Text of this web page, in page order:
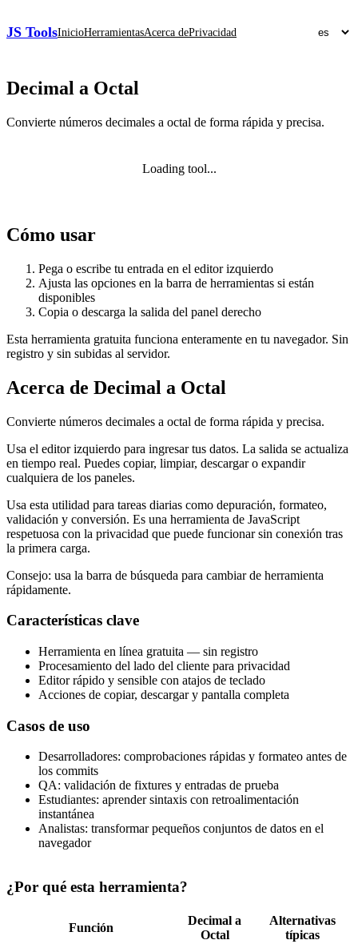
JS ToolsInicioHerramientasAcerca dePrivacidad
Decimal a Octal
Convierte números decimales a octal de forma rápida y precisa.
Loading tool...
Cómo usar
Pega o escribe tu entrada en el editor izquierdo
Ajusta las opciones en la barra de herramientas si están
disponibles
Copia o descarga la salida del panel derecho
Esta herramienta gratuita funciona enteramente en tu navegador. Sin
registro y sin subidas al servidor.
Acerca de Decimal a Octal
Convierte números decimales a octal de forma rápida y precisa.
Usa el editor izquierdo para ingresar tus datos. La salida se actualiza
en tiempo real. Puedes copiar, limpiar, descargar o expandir
cualquiera de los paneles.
Usa esta utilidad para tareas diarias como depuración, formateo,
validación y conversión. Es una herramienta de JavaScript
respetuosa con la privacidad que puede funcionar sin conexión tras
la primera carga.
Consejo: usa la barra de búsqueda para cambiar de herramienta
rápidamente.
Características clave
Herramienta en línea gratuita — sin registro
Procesamiento del lado del cliente para privacidad
Editor rápido y sensible con atajos de teclado
Acciones de copiar, descargar y pantalla completa
Casos de uso
Desarrolladores: comprobaciones rápidas y formateo antes de
los commits
QA: validación de fixtures y entradas de prueba
Estudiantes: aprender sintaxis con retroalimentación
instantánea
Analistas: transformar pequeños conjuntos de datos en el
navegador
¿Por qué esta herramienta?
Función
Decimal a
Octal
Alternativas
típicas